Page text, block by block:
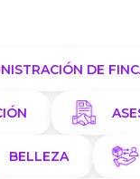
DE
BELLEZA